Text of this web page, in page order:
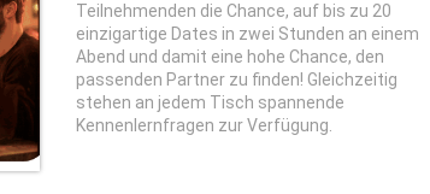
Teilnehmenden die Chance, auf bis zu 20
einzigartige Dates in zwei Stunden an einem
Abend und damit eine hohe Chance, den
passenden Partner zu finden! Gleichzeitig
stehen an jedem Tisch spannende
Kennenlernfragen zur Verfügung.